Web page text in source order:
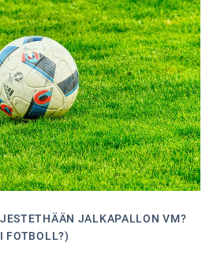
(Umesamiska)
JALKAPALLON VM?
FOTBOLL?)